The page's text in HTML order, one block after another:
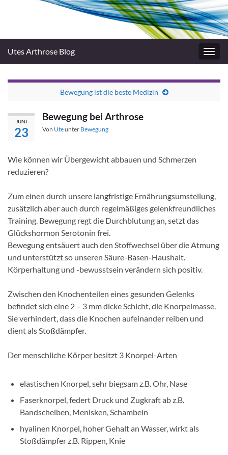
Utes Arthrose Blog
Bewegung ist die beste Medizin
JUNI
23
Bewegung bei Arthrose
Von Uteunter Bewegung
Wie können wir Übergewicht abbauen und Schmerzen
reduzieren?
Zum einen durch unsere langfristige Ernährungsumstellung,
zusätzlich aber auch durch regelmäßiges gelenkfreundliches
Training. Bewegung regt die Durchblutung an, setzt das
Glückshormon Serotonin frei.
Bewegung entsäuert auch den Stoffwechsel über die Atmung
und unterstützt so unseren Säure-Basen-Haushalt.
Körperhaltung und -bewusstsein verändern sich positiv.
Zwischen den Knochenteilen eines gesunden Gelenks
befindet sich eine 2 – 3 mm dicke Schicht, die Knorpelmasse.
Sie verhindert, dass die Knochen aufeinander reiben und
dient als Stoßdämpfer.
Der menschliche Körper besitzt 3 Knorpel-Arten
elastischen Knorpel, sehr biegsam z.B. Ohr, Nase
Faserknorpel, federt Druck und Zugkraft ab z.B.
Bandscheiben, Menisken, Schambein
hyalinen Knorpel, hoher Gehalt an Wasser, wirkt als
Stoßdämpfer z.B. Rippen, Knie